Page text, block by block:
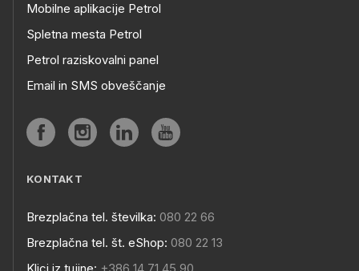
Mobilne aplikacije Petrol
Spletna mesta Petrol
Petrol raziskovalni panel
Email in SMS obveščanje
KONTAKT
Brezplačna tel. številka: 080 22 66
Brezplačna tel. št. eShop: 080 22 13